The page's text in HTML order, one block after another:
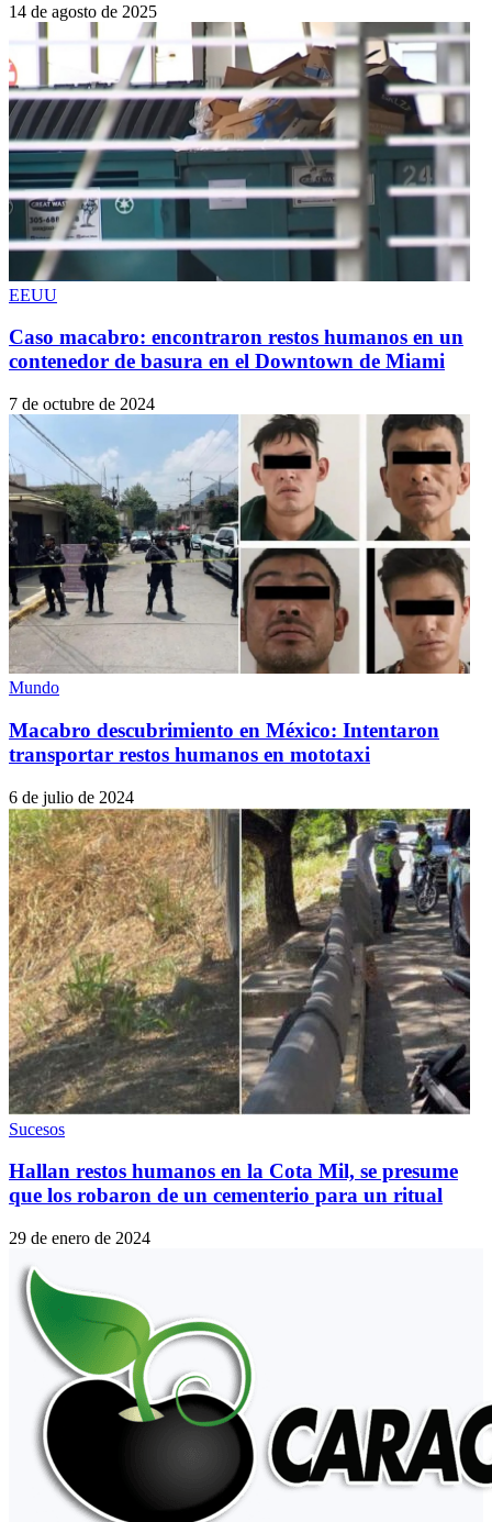
14 de agosto de 2025
EEUU
Caso macabro: encontraron restos humanos en un
contenedor de basura en el Downtown de Miami
7 de octubre de 2024
Mundo
Macabro descubrimiento en México: Intentaron
transportar restos humanos en mototaxi
6 de julio de 2024
Sucesos
Hallan restos humanos en la Cota Mil, se presume
que los robaron de un cementerio para un ritual
29 de enero de 2024